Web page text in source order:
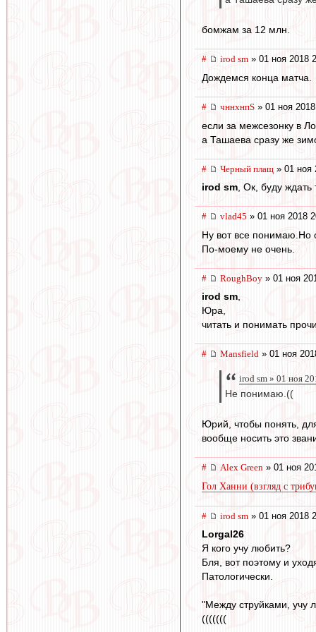
бомжам за 12 млн.
# irod sm » 01 ноя 2018
Дождемся конца матча.
# чннхнпS » 01 ноя
если за межсезонку в
а Ташаева сразу же
# Черный плащ » 01 ноя
irod sm, Ок, буду
# vlad45 » 01 ноя 2018
Ну вот все понимаю.Но
По-моему не очень.
# RoughBoy » 01 ноя
irod sm,
Юра,
читать и понимать
# Mansfield » 01 ноя
irod sm » 01 ноя
Не понимаю.((
Юрий, чтобы понять,
вообще носить это
# Alex Green » 01 ноя
Гол Ханни (взгляд с
# irod sm » 01 ноя 2018
Lorgal26
Я кого учу любить?
Бля, вот поэтому и
Патологически.
"Между струйками, учу
(((((((